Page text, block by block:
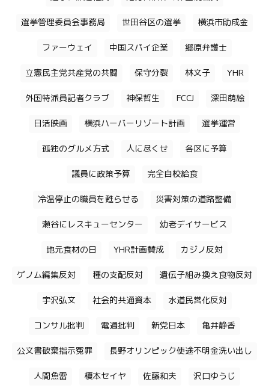
選挙管理委員会事務局 世田谷区の選挙 横浜市助成金
ファーウェイ 中国スパイ企業 郷原弁護士
立憲民主党共産党の共闘 保守分裂 林文子 YHR
外国特派員記者クラブ 神保哲生 FCCJ 深田萌絵
日活映画 横浜ハーバーリゾート計画 選挙運営
孤独のグルメ方式 人に尽くせ 各区に予算
議員に政策予算 完全自校給食
冷温停止の職員を甦らせる 災害対策の道路整備
瀬谷にレスキューセンター 幼老デイサービス
地元食材の日 YHR計画賛成 カジノ反対
ゲノム編集反対 種の支配反対 遺伝子組み換え食物反対
宇沢弘文 社会的共通資本 水道民営化反対
コンサル批判 電通批判 新党日本 亀井静香
公文書破棄指示冤罪 長野オリンピック使途不明金洗い出し
人間魚雷 榎本セイヤ 佐藤和夫 沢口ゆうじ